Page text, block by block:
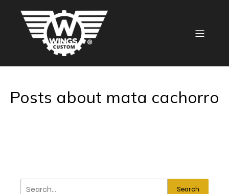
Posts about mata cachorro
Search